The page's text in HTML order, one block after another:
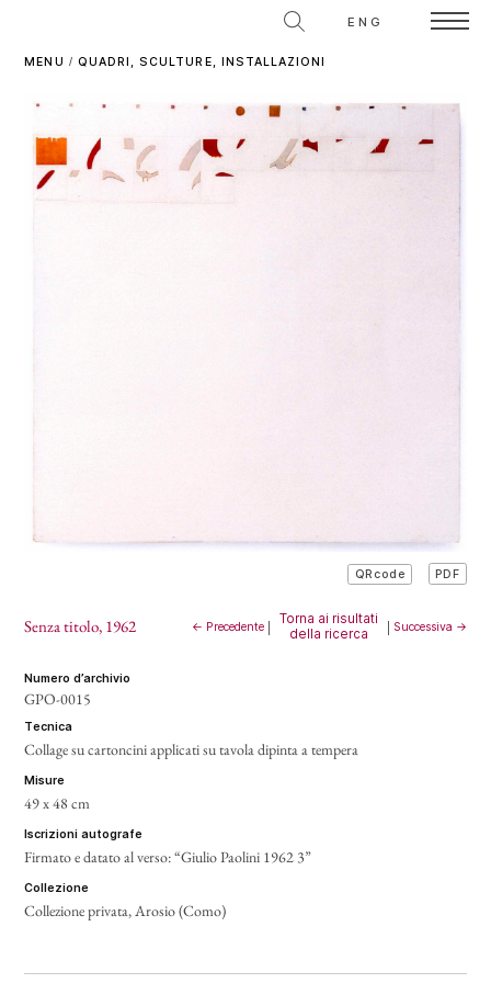
ENG
MENU / QUADRI, SCULTURE, INSTALLAZIONI
QRcode PDF
Senza titolo, 1962 ← Precedente|
Torna ai risultati
della ricerca
Successiva →
numero d’archivio
GPO-0015
tecnica
Collage su cartoncini applicati su tavola dipinta a tempera
misure
49 x 48 cm
iscrizioni autografe
Firmato e datato al verso: “Giulio Paolini 1962 3”
collezione
Collezione privata, Arosio (Como)